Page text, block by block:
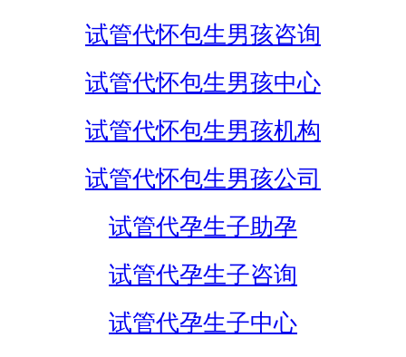
试管代怀包生男孩咨询
试管代怀包生男孩中心
试管代怀包生男孩机构
试管代怀包生男孩公司
试管代孕生子助孕
试管代孕生子咨询
试管代孕生子中心